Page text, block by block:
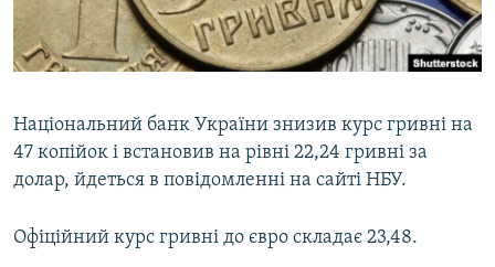
ВІДЕОУРОКИ «ELIFBE»
СВІДЧЕННЯ ОКУПАЦІЇ
Русский
Qırımtatar
ДОЛУЧАЙСЯ!
Усі сайти RFE/RL
Національний банк України знизив курс гривні на
47 копійок і встановив на рівні 22,24 гривні за
долар, йдеться в повідомленні на сайті НБУ.
Офіційний курс гривні до євро складає 23,48.